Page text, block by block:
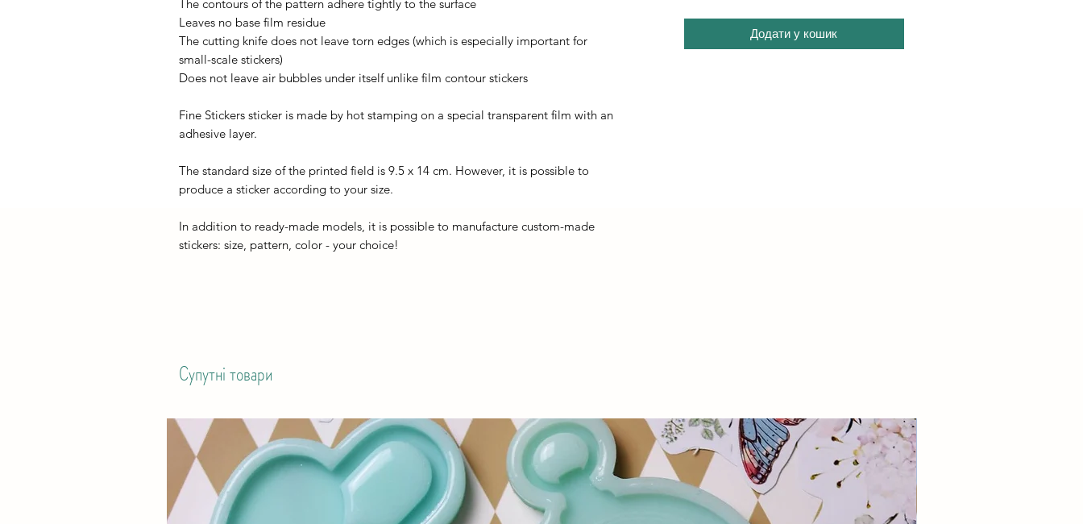
The contours of the pattern adhere tightly to the surface
Leaves no base film residue
The cutting knife does not leave torn edges (which is especially important for
small-scale stickers)
Does not leave air bubbles under itself unlike film contour stickers
Fine Stickers sticker is made by hot stamping on a special transparent film with an
adhesive layer.
The standard size of the printed field is 9.5 x 14 cm. However, it is possible to
produce a sticker according to your size.
In addition to ready-made models, it is possible to manufacture custom-made
stickers: size, pattern, color - your choice!
Додати у кошик
Супутні товари